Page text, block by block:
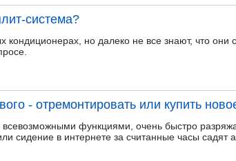
система?
но далеко не все знают, что они
- отремонтировать или купить
функциями, очень быстро
сидение в интернете за считанные часы садят